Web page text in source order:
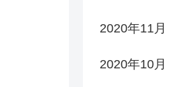
2020年11月
2020年10月